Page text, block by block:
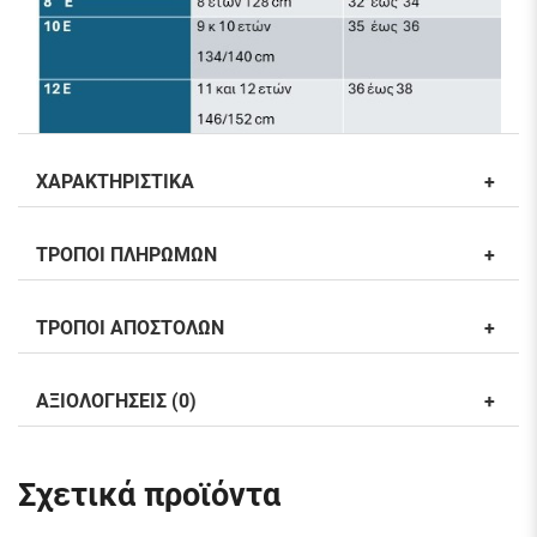
ΧΑΡΑΚΤΗΡΙΣΤΙΚΑ
ΤΡΟΠΟΙ ΠΛΗΡΩΜΩΝ
ΤΡΟΠΟΙ ΑΠΟΣΤΟΛΩΝ
ΑΞΙΟΛΟΓΗΣΕΙΣ (0)
Σχετικά προϊόντα